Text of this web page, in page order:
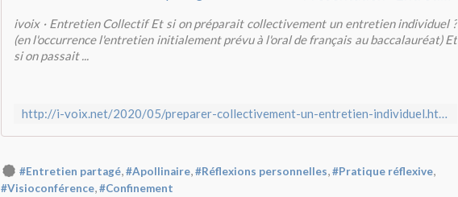
ivoix · Entretien Collectif Et si on préparait collectivement un entretien individuel ?
(en l'occurrence l'entretien initialement prévu à l'oral de français au baccalauréat) Et
si on passait ...
http://i-voix.net/2020/05/preparer-collectivement-un-entretien-individuel.html
#Entretien partagé,#Apollinaire,#Réflexions personnelles,#Pratique réflexive,
#Visioconférence,#Confinement